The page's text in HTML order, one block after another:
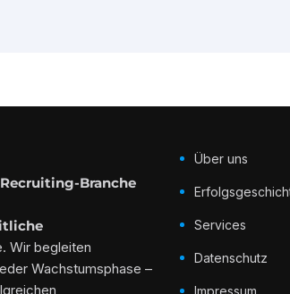
Branche
Wir begleiten
Wachstumsphase –
Über uns
Services
Datenschutz
Impressum